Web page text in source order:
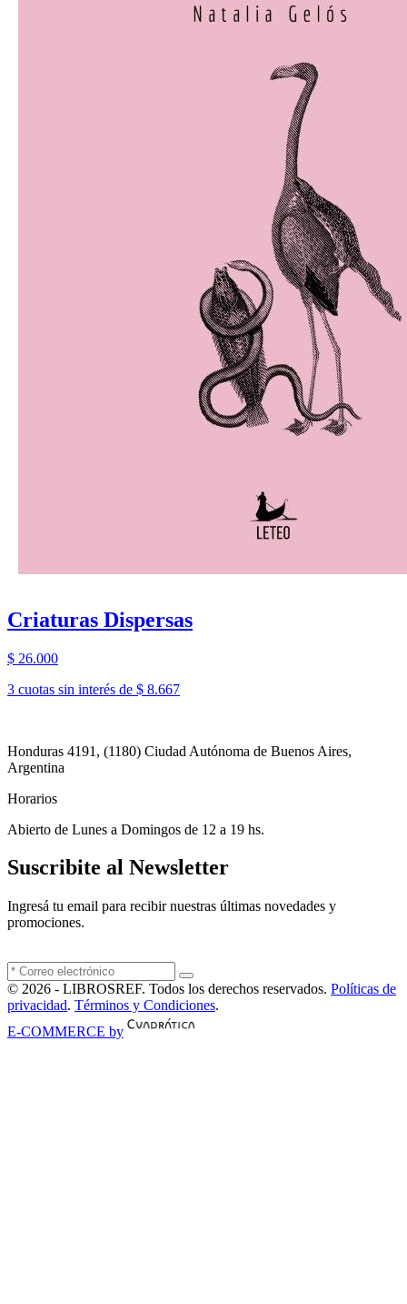
Criaturas Dispersas
$ 26.000
3 cuotas sin interés de $ 8.667
Honduras 4191, (1180) Ciudad Autónoma de Buenos Aires,
Argentina
Horarios
Abierto de Lunes a Domingos de 12 a 19 hs.
Suscribite al Newsletter
Ingresá tu email para recibir nuestras últimas novedades y
promociones.
© 2026 - LIBROSREF. Todos los derechos reservados. Políticas de
privacidad. Términos y Condiciones.
E-COMMERCE by